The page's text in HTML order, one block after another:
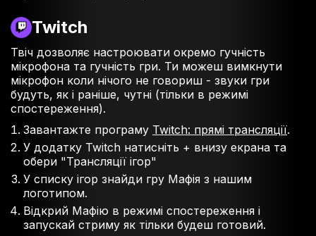
Twitch
Твіч дозволяє настроювати окремо гучність
мікрофона та гучність гри. Ти можеш вимкнути
мікрофон коли нічого не говориш - звуки гри
будуть, як і раніше, чутні (тільки в режимі
спостереження).
Завантажте програму Twitch: прямі трансляції.
У додатку Twitch натисніть + внизу екрана та
обери "Трансляції ігор"
У списку ігор знайди гру Мафія з нашим
логотипом.
Відкрий Мафію в режимі спостереження і
запускай стриму як тільки будеш готовий.